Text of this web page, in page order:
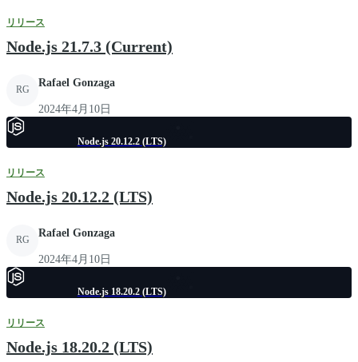
リリース
Node.js 21.7.3 (Current)
RG
Rafael Gonzaga
2024年4月10日
Node.js 20.12.2 (LTS)
リリース
Node.js 20.12.2 (LTS)
RG
Rafael Gonzaga
2024年4月10日
Node.js 18.20.2 (LTS)
リリース
Node.js 18.20.2 (LTS)